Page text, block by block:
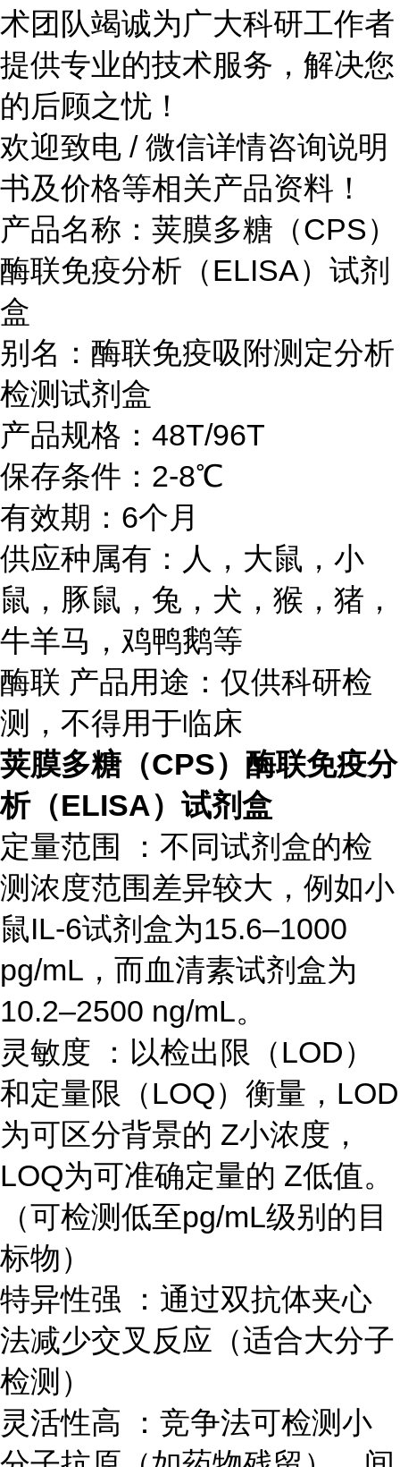
术团队竭诚为广大科研工作者
提供专业的技术服务，解决您
的后顾之忧！
欢迎致电 / 微信详情咨询说明
书及价格等相关产品资料！
产品名称：荚膜多糖（CPS）
酶联免疫分析（ELISA）试剂
盒
别名：酶联免疫吸附测定分析
检测试剂盒
产品规格：48T/96T
保存条件：2-8℃
有效期：6个月
供应种属有：人，大鼠，小
鼠，豚鼠，兔，犬，猴，猪，
牛羊马，鸡鸭鹅等
酶联 产品用途：仅供科研检
测，不得用于临床
荚膜多糖（CPS）酶联免疫分
析（ELISA）试剂盒
定量范围 ：不同试剂盒的检
测浓度范围差异较大，例如小
鼠IL-6试剂盒为15.6–1000
pg/mL，而血清素试剂盒为
10.2–2500 ng/mL。
灵敏度 ：以检出限（LOD）
和定量限（LOQ）衡量，LOD
为可区分背景的 Z小浓度，
LOQ为可准确定量的 Z低值。
（可检测低至pg/mL级别的目
标物）
特异性强 ：通过双抗体夹心
法减少交叉反应（适合大分子
检测）
灵活性高 ：竞争法可检测小